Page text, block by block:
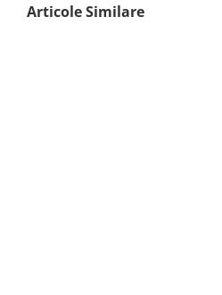
Articole Similare